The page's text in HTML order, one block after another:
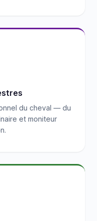
du cheval — du
et moniteur